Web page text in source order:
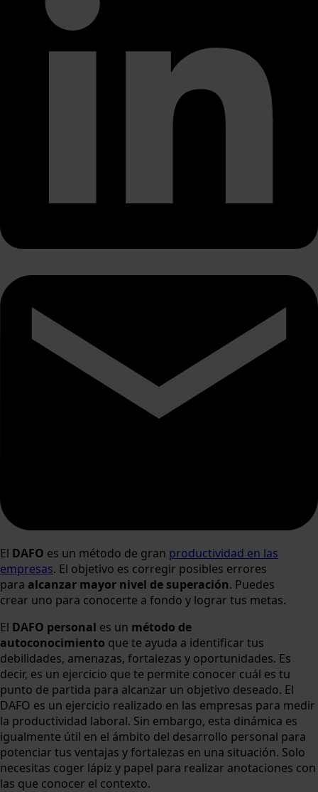
El DAFO es un método de gran productividad en las
empresas. El objetivo es corregir posibles errores
para alcanzar mayor nivel de superación. Puedes
crear uno para conocerte a fondo y lograr tus metas.
El DAFO personal es un método de
autoconocimiento que te ayuda a identificar tus
debilidades, amenazas, fortalezas y oportunidades. Es
decir, es un ejercicio que te permite conocer cuál es tu
punto de partida para alcanzar un objetivo deseado. El
DAFO es un ejercicio realizado en las empresas para medir
la productividad laboral. Sin embargo, esta dinámica es
igualmente útil en el ámbito del desarrollo personal para
potenciar tus ventajas y fortalezas en una situación. Solo
necesitas coger lápiz y papel para realizar anotaciones con
las que conocer el contexto.